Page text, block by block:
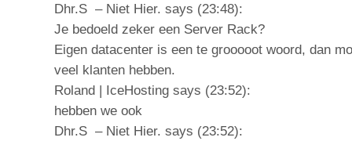
Dhr.S – Niet Hier. says (23:48):
Je bedoeld zeker een Server Rack?
Eigen datacenter is een te grooooot woord, dan
veel klanten hebben.
Roland | IceHosting says (23:52):
hebben we ook
Dhr.S – Niet Hier. says (23:52):